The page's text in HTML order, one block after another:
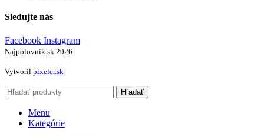
Sledujte nás
Facebook Instagram
Najpolovnik.sk 2026
Vytvoril pixeler.sk
Hľadať
Menu
Kategórie